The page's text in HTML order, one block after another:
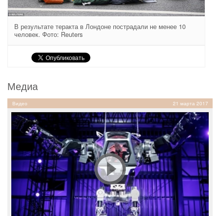
В результате теракта в Лондоне пострадали не менее 10
человек. Фото: Reuters
Медиа
Видео 21 марта 2017